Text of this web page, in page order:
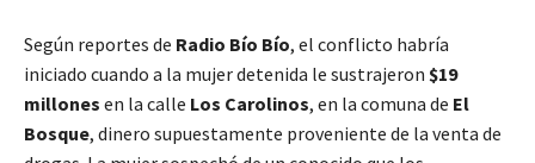
Según reportes de Radio Bío Bío, el conflicto habría
iniciado cuando a la mujer detenida le sustrajeron $19
millones en la calle Los Carolinos, en la comuna de El
Bosque, dinero supuestamente proveniente de la venta de